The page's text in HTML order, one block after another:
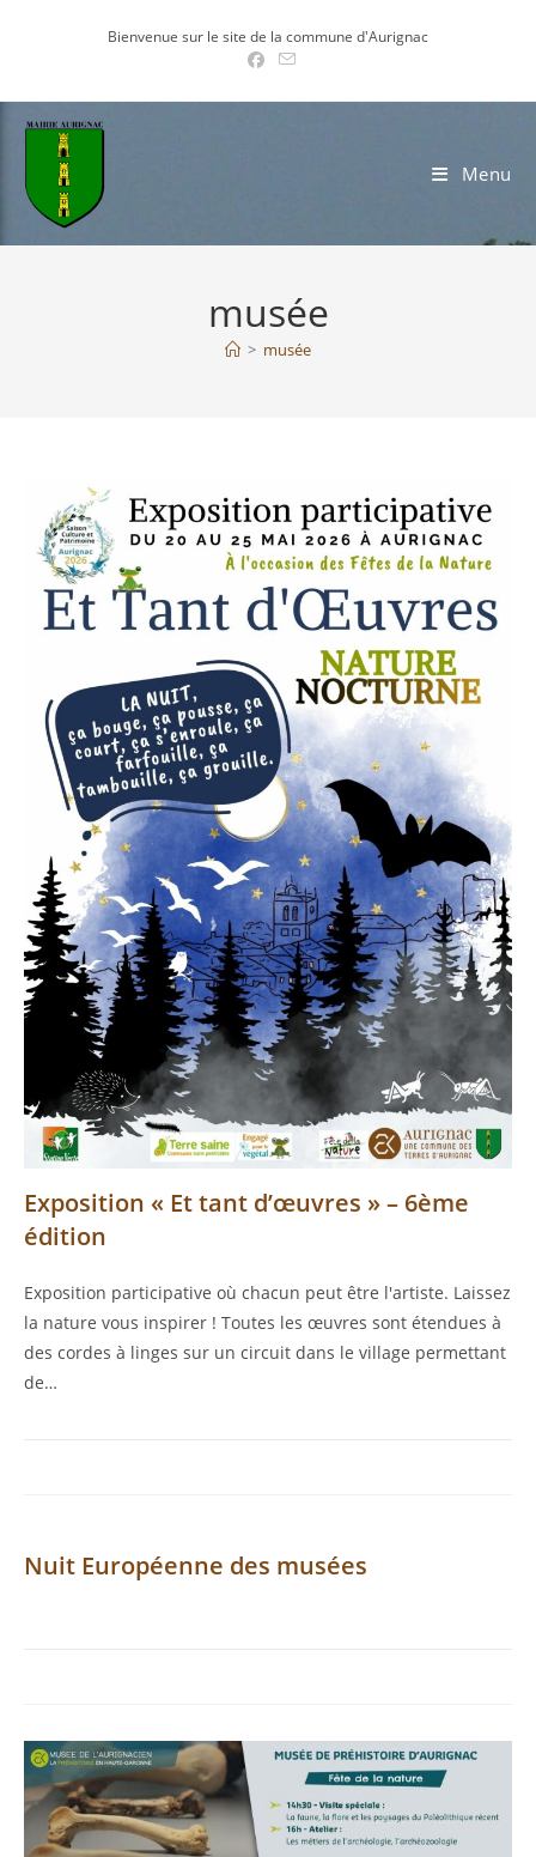
Bienvenue sur le site de la commune d'Aurignac
Menu
musée
> musée
Exposition « Et tant d’œuvres » – 6ème
édition
Exposition participative où chacun peut être l'artiste. Laissez
la nature vous inspirer ! Toutes les œuvres sont étendues à
des cordes à linges sur un circuit dans le village permettant
de…
Nuit Européenne des musées